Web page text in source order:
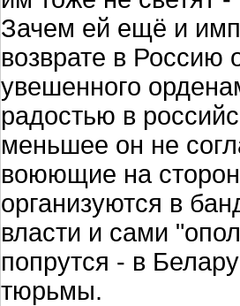
Зачем ей ещё и
возврате в
увешенного
радостью в
меньшее он не
воюющие на
организуются в
власти и сами
попрутся - в
тюрьмы.